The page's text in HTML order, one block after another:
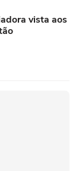
vista aos